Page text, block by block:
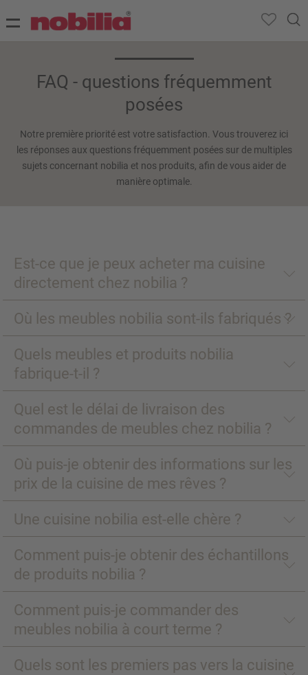
FAQ - questions fréquemment
posées
Notre première priorité est votre satisfaction. Vous trouverez ici
les réponses aux questions fréquemment posées sur de multiples
sujets concernant nobilia et nos produits, afin de vous aider de
manière optimale.
Est-ce que je peux acheter ma cuisine
directement chez nobilia ?
Où les meubles nobilia sont-ils fabriqués ?
Quels meubles et produits nobilia
fabrique-t-il ?
Quel est le délai de livraison des
commandes de meubles chez nobilia ?
Où puis-je obtenir des informations sur les
prix de la cuisine de mes rêves ?
Une cuisine nobilia est-elle chère ?
Comment puis-je obtenir des échantillons
de produits nobilia ?
Comment puis-je commander des
meubles nobilia à court terme ?
Quels sont les premiers pas vers la cuisine